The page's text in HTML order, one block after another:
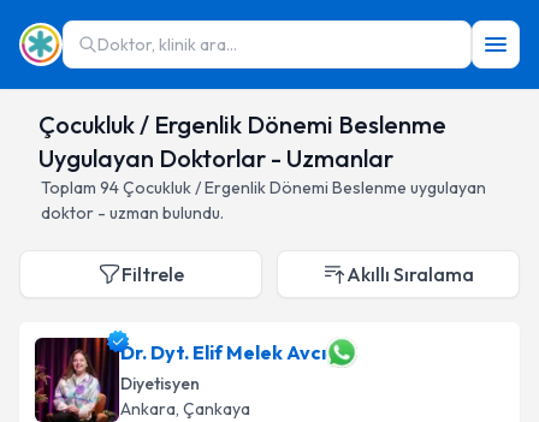
Doktor, klinik ara...
Çocukluk / Ergenlik Dönemi Beslenme
Uygulayan Doktorlar - Uzmanlar
Toplam 94Çocukluk / Ergenlik Dönemi Beslenme uygulayan
doktor - uzman bulundu.
Filtrele Akıllı Sıralama
Dr. Dyt. Elif Melek Avcı
Diyetisyen
Ankara, Çankaya